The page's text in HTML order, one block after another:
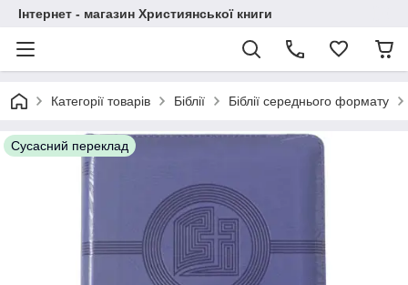
Інтернет - магазин Християнської книги
Категорії товарів Біблії Біблії середнього формату
Сусасний переклад